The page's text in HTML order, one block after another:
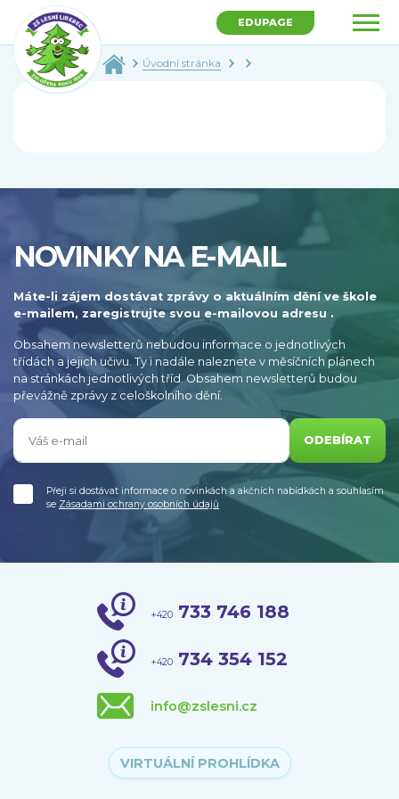
EDUPAGE
Úvodní stránka
NOVINKY NA E-MAIL
Máte-li zájem dostávat zprávy o aktuálním dění ve škole
e-mailem, zaregistrujte svou e-mailovou adresu .
Obsahem newsletterů nebudou informace o jednotlivých
třídách a jejich učivu. Ty i nadále naleznete v měsíčních plánech
na stránkách jednotlivých tříd. Obsahem newsletterů budou
převážně zprávy z celoškolního dění.
ODEBÍRAT
Přeji si dostávat informace o novinkách a akčních nabídkách a souhlasím
se Zásadami ochrany osobních údajů
+420 733 746 188
+420 734 354 152
info@zslesni.cz
VIRTUÁLNÍ PROHLÍDKA